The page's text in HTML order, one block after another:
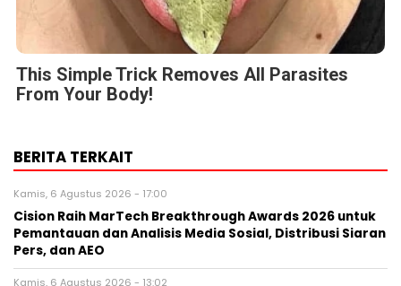
This Simple Trick Removes All Parasites
From Your Body!
BERITA TERKAIT
Kamis, 6 Agustus 2026 - 17:00
Cision Raih MarTech Breakthrough Awards 2026 untuk
Pemantauan dan Analisis Media Sosial, Distribusi Siaran
Pers, dan AEO
Kamis, 6 Agustus 2026 - 13:02